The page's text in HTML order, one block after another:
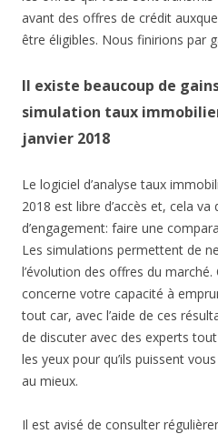
avant des offres de crédit
être éligibles. Nous finirions par
Il existe beaucoup de
simulation taux
janvier 2018
Le logiciel d’analyse taux
2018 est libre d’accès et, cela va
d’engagement: faire une
Les simulations permettent de
l’évolution des offres du
concerne votre capacité à
tout car, avec l’aide de ces
de discuter avec des experts
les yeux pour qu’ils puissent
au mieux.
Il est avisé de consulter